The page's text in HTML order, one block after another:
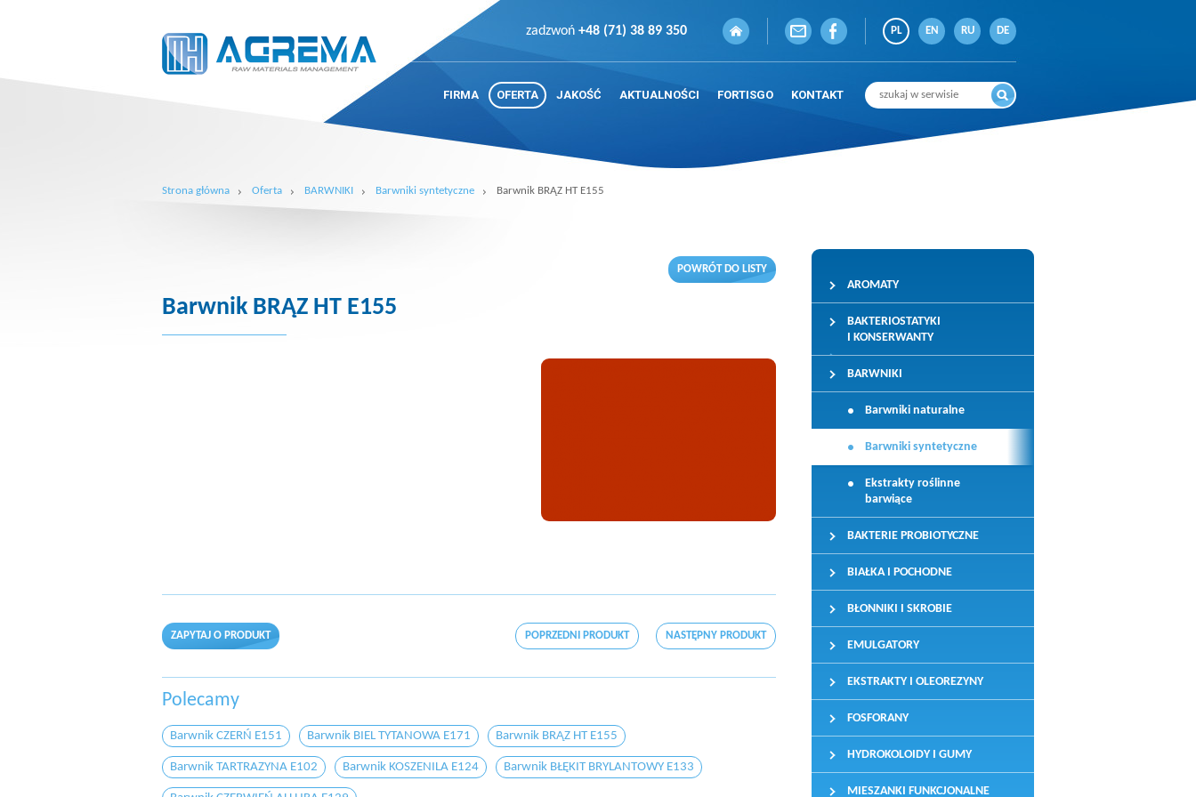
zadzwoń +48 (71) 38 89 350 PL EN RU DE
FIRMA OFERTA JAKOŚĆ AKTUALNOŚCI FORTISGO KONTAKT
Strona główna Oferta BARWNIKI Barwniki syntetyczne Barwnik BRĄZ HT E155
AROMATY
BAKTERIOSTATYKI
I KONSERWANTY
BARWNIKI
Barwniki naturalne
Barwniki syntetyczne
Ekstrakty roślinne
barwiące
BAKTERIE PROBIOTYCZNE
BIAŁKA I POCHODNE
BŁONNIKI I SKROBIE
EMULGATORY
EKSTRAKTY I OLEOREZYNY
FOSFORANY
HYDROKOLOIDY I GUMY
MIESZANKI FUNKCJONALNE
POWRÓT DO LISTY
Barwnik BRĄZ HT E155
ZAPYTAJ O PRODUKT POPRZEDNI PRODUKT NASTĘPNY PRODUKT
Polecamy
Barwnik CZERŃ E151 Barwnik BIEL TYTANOWA E171 Barwnik BRĄZ HT E155
Barwnik TARTRAZYNA E102 Barwnik KOSZENILA E124 Barwnik BŁĘKIT BRYLANTOWY E133